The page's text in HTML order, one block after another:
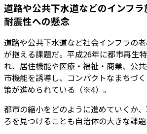
道路や公共下水道などのインフ
耐震性への懸念
道路や公共下水道など社会インフラの
が抱える課題だ。平成26年に都市再生
れ、居住機能や医療・福祉・商業、公
市機能を誘導し、コンパクトなまちづ
策が進められている（※4）。
都市の縮小をどのように進めていくか
ろを見つけることも自治体の大きな課題